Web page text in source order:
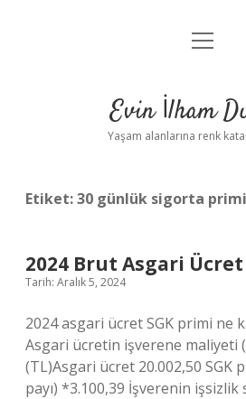
Anasayfa
Yasal Uyarı
menüyü
Evin İlham
Yaşam alanlarına renk
Etiket:30 günlük sigorta
2024 Brut Asgari
Tarih: Aralık 5, 2024
2024 asgari ücret SGK primi ne
Asgari ücretin işverene maliyeti
(TL)Asgari ücret 20.002,50 SGK
payı) *3.100,39 İşverenin işsizlik